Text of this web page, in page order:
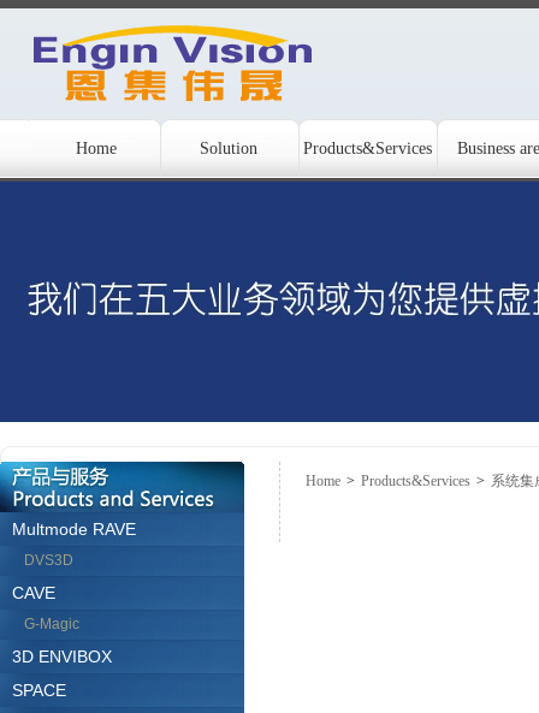
Home Solution Products&Services Business
Multmode RAVE
DVS3D
CAVE
G-Magic
3D ENVIBOX
SPACE
Home > Products&Services > 系统集